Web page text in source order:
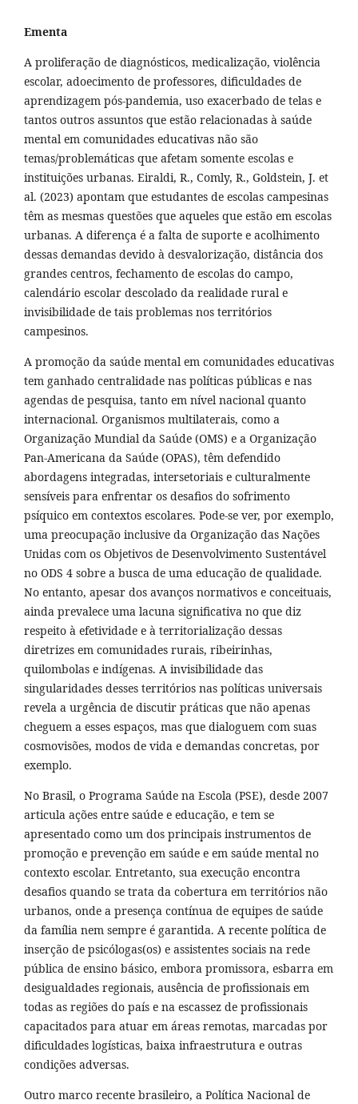
Ementa
A proliferação de diagnósticos, medicalização, violência
escolar, adoecimento de professores, dificuldades de
aprendizagem pós-pandemia, uso exacerbado de telas e
tantos outros assuntos que estão relacionadas à saúde
mental em comunidades educativas não são
temas/problemáticas que afetam somente escolas e
instituições urbanas. Eiraldi, R., Comly, R., Goldstein, J. et
al. (2023) apontam que estudantes de escolas campesinas
têm as mesmas questões que aqueles que estão em escolas
urbanas. A diferença é a falta de suporte e acolhimento
dessas demandas devido à desvalorização, distância dos
grandes centros, fechamento de escolas do campo,
calendário escolar descolado da realidade rural e
invisibilidade de tais problemas nos territórios
campesinos.
A promoção da saúde mental em comunidades educativas
tem ganhado centralidade nas políticas públicas e nas
agendas de pesquisa, tanto em nível nacional quanto
internacional. Organismos multilaterais, como a
Organização Mundial da Saúde (OMS) e a Organização
Pan-Americana da Saúde (OPAS), têm defendido
abordagens integradas, intersetoriais e culturalmente
sensíveis para enfrentar os desafios do sofrimento
psíquico em contextos escolares. Pode-se ver, por exemplo,
uma preocupação inclusive da Organização das Nações
Unidas com os Objetivos de Desenvolvimento Sustentável
no ODS 4 sobre a busca de uma educação de qualidade.
No entanto, apesar dos avanços normativos e conceituais,
ainda prevalece uma lacuna significativa no que diz
respeito à efetividade e à territorialização dessas
diretrizes em comunidades rurais, ribeirinhas,
quilombolas e indígenas. A invisibilidade das
singularidades desses territórios nas políticas universais
revela a urgência de discutir práticas que não apenas
cheguem a esses espaços, mas que dialoguem com suas
cosmovisões, modos de vida e demandas concretas, por
exemplo.
No Brasil, o Programa Saúde na Escola (PSE), desde 2007
articula ações entre saúde e educação, e tem se
apresentado como um dos principais instrumentos de
promoção e prevenção em saúde e em saúde mental no
contexto escolar. Entretanto, sua execução encontra
desafios quando se trata da cobertura em territórios não
urbanos, onde a presença contínua de equipes de saúde
da família nem sempre é garantida. A recente política de
inserção de psicólogas(os) e assistentes sociais na rede
pública de ensino básico, embora promissora, esbarra em
desigualdades regionais, ausência de profissionais em
todas as regiões do país e na escassez de profissionais
capacitados para atuar em áreas remotas, marcadas por
dificuldades logísticas, baixa infraestrutura e outras
condições adversas.
Outro marco recente brasileiro, a Política Nacional de